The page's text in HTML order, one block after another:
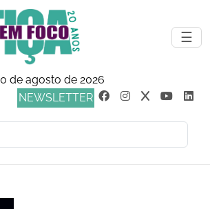
☰
de agosto de 2026
NEWSLETTER